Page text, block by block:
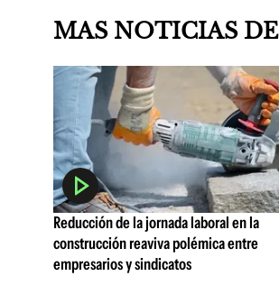
MAS NOTICIAS
Reducción de la jornada laboral en la
construcción reaviva polémica entre
empresarios y sindicatos